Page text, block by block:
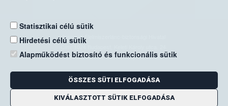
Statisztikai célú sütik
Hirdetési célú sütik
Alapműködést biztosító és funkcionális sütik
ÖSSZES SÜTI ELFOGADÁSA
KIVÁLASZTOTT SÜTIK ELFOGADÁSA
Nemzeti Élelmiszerlánc-biztonsági Hivatal
Levelezési cím: 1525 Budapest. Pf. 30.
E-mail:ugyfelszolgalat@nebih.gov.hu
Zöld szám: 06-80/263-244